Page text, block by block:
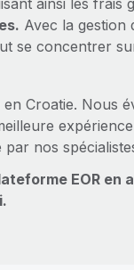
ainsi les frais
Avec la gestion
se concentrer
Croatie. Nous
par nos
EOR en